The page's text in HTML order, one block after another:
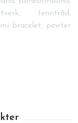
tenntråd,
bracelet, pewter